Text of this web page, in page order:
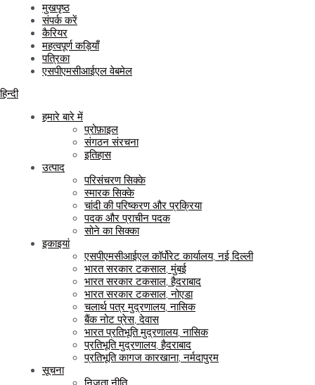
मुखपृष्ठ
संपर्क करें
कैरियर
महत्वपूर्ण कड़ियाँ
पत्रिका
एसपीएमसीआईएल वेबमेल
हिन्दी
हमारे बारे में
प्रोफ़ाइल
संगठन संरचना
इतिहास
उत्पाद
परिसंचरण सिक्के
स्मारक सिक्के
चांदी की परिष्करण और प्रक्रिया
पदक और प्राचीन पदक
सोने का सिक्का
इकाइयां
एसपीएमसीआईएल कॉर्पोरेट कार्यालय, नई दिल्ली
भारत सरकार टकसाल, मुंबई
भारत सरकार टकसाल, हैदराबाद
भारत सरकार टकसाल, नोएडा
चलार्थ पत्र मुद्रणालय, नासिक
बैंक नोट प्रेस, देवास
भारत प्रतिभूति मुद्रणालय, नासिक
प्रतिभूति मुद्रणालय, हैदराबाद
प्रतिभूति कागज कारखाना, नर्मदापुरम
सूचना
निजता नीति